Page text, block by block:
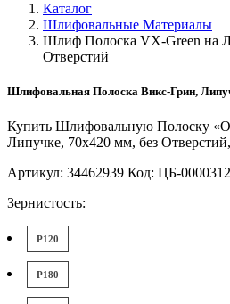
Каталог
Шлифовальные Материалы
Шлиф Полоска VX-Green на
Отверстий
Шлифовальная Полоска Викс-Грин,
Купить Шлифовальную Полоску
Липучке, 70x420 мм, без
Артикул: 34462939 Код: ЦБ-
Зернистость:
P120
P180